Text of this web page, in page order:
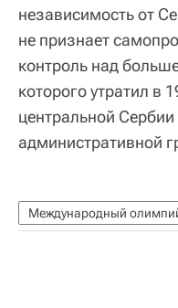
независимость от
не признает
контроль над
которого утратил в
центральной
административной
Международный